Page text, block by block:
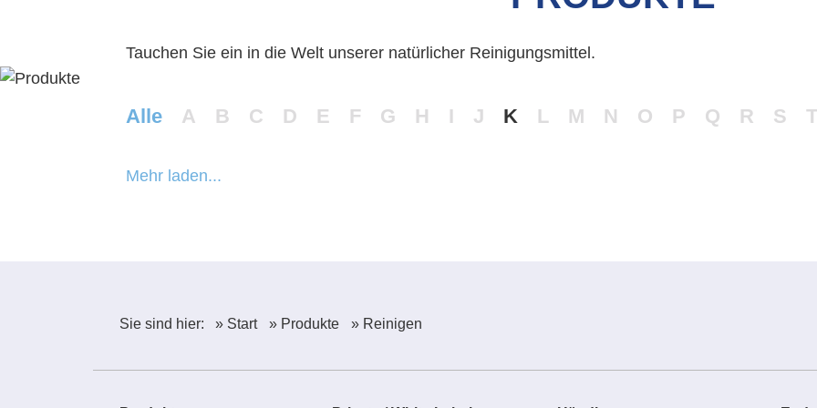
Produkte Private / White Label Händler
Tauchen Sie ein in die Welt unserer natürlicher Reinigungsmittel.
Alle A B C D E F G H I J K L M N O P Q R S T
Mehr laden...
Sie sind hier: » Start » Produkte » Reinigen